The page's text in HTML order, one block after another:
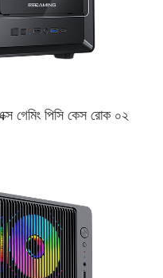
গেমিং পিসি কেস রোক ০২